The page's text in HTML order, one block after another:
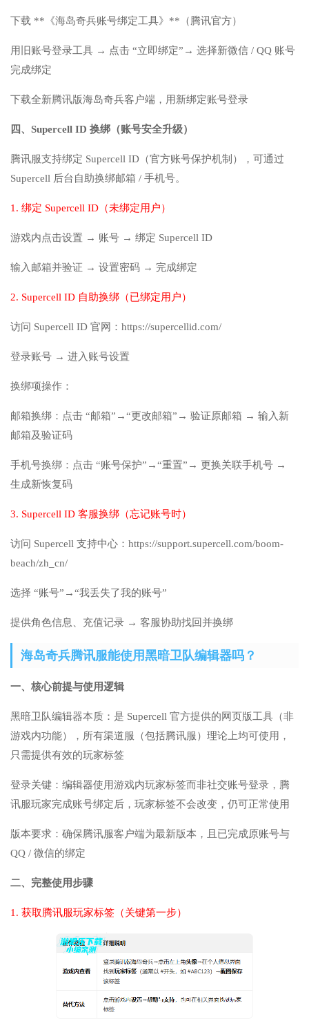
下载 **《海岛奇兵账号绑定工具》**（腾讯官方）
用旧账号登录工具 → 点击 “立即绑定”→ 选择新微信 / QQ 账号
完成绑定
下载全新腾讯版海岛奇兵客户端，用新绑定账号登录
四、Supercell ID 换绑（账号安全升级）
腾讯服支持绑定 Supercell ID（官方账号保护机制），可通过
Supercell 后台自助换绑邮箱 / 手机号。
1. 绑定 Supercell ID（未绑定用户）
游戏内点击设置 → 账号 → 绑定 Supercell ID
输入邮箱并验证 → 设置密码 → 完成绑定
2. Supercell ID 自助换绑（已绑定用户）
访问 Supercell ID 官网：https://supercellid.com/
登录账号 → 进入账号设置
换绑项操作：
邮箱换绑：点击 “邮箱”→“更改邮箱”→ 验证原邮箱 → 输入新
邮箱及验证码
手机号换绑：点击 “账号保护”→“重置”→ 更换关联手机号 →
生成新恢复码
3. Supercell ID 客服换绑（忘记账号时）
访问 Supercell 支持中心：https://support.supercell.com/boom-
beach/zh_cn/
选择 “账号”→“我丢失了我的账号”
提供角色信息、充值记录 → 客服协助找回并换绑
海岛奇兵腾讯服能使用黑暗卫队编辑器吗？
一、核心前提与使用逻辑
黑暗卫队编辑器本质：是 Supercell 官方提供的网页版工具（非
游戏内功能），所有渠道服（包括腾讯服）理论上均可使用，
只需提供有效的玩家标签
登录关键：编辑器使用游戏内玩家标签而非社交账号登录，腾
讯服玩家完成账号绑定后，玩家标签不会改变，仍可正常使用
版本要求：确保腾讯服客户端为最新版本，且已完成原账号与
QQ / 微信的绑定
二、完整使用步骤
1. 获取腾讯服玩家标签（关键第一步）